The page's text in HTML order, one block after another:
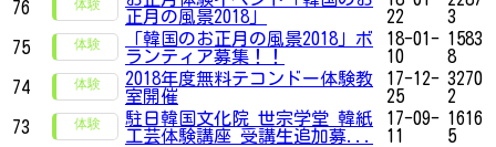
76
正月の風景2018」
22
3
75
「韓国のお正月の風景2018」ボ
ランティア募集！！
18-01-
10
1583
8
74
2018年度無料テコンドー体験教
室開催
17-12-
25
3270
2
73
駐日韓国文化院 世宗学堂 韓紙
工芸体験講座 受講生追加募...
17-09-
11
1616
5